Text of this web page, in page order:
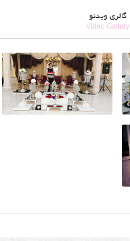
گالری ویدئو
Video Gallary